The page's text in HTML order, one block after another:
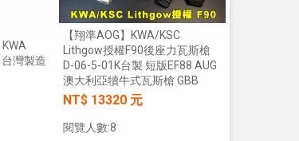
台灣製造
【翔準AOG】KWA/KSC
Lithgow授權F90後座力瓦斯槍
D-06-5-01K台製 短版EF88 AUG
澳大利亞犢牛式瓦斯槍 GBB
NT$ 13320 元
閱覽人數:8